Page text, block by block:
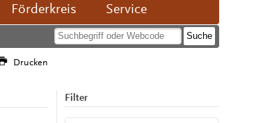
Förderkreis Service
Drucken
Filter